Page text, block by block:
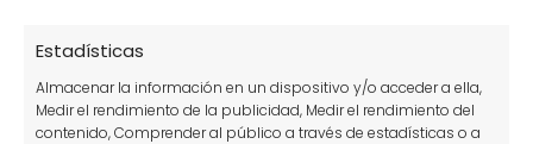
Estadísticas
Almacenar la información en un dispositivo y/o acceder a ella,
Medir el rendimiento de la publicidad, Medir el rendimiento del
contenido, Comprender al público a través de estadísticas o a
Decoración de jardines
Flores
Herramientas y estructuras del huerto